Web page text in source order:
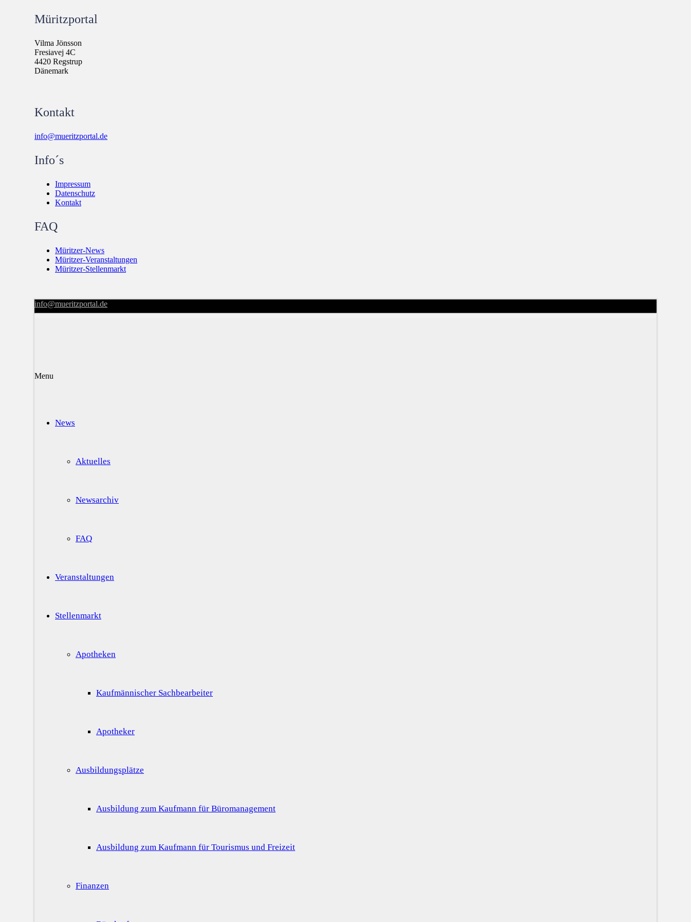
Müritzportal
Vilma Jönsson
Fresiavej 4C
4420 Regstrup
Dänemark
Kontakt
info@mueritzportal.de
Info´s
Impressum
Datenschutz
Kontakt
FAQ
Müritzer-News
Müritzer-Veranstaltungen
Müritzer-Stellenmarkt
info@mueritzportal.de
Menu
News
Aktuelles
Newsarchiv
FAQ
Veranstaltungen
Stellenmarkt
Apotheken
Kaufmännischer Sachbearbeiter
Apotheker
Ausbildungsplätze
Ausbildung zum Kaufmann für Büromanagement
Ausbildung zum Kaufmann für Tourismus und Freizeit
Finanzen